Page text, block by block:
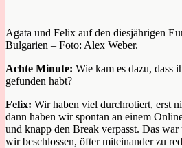
Agata und Felix auf den diesjährigen
Bulgarien – Foto: Alex Weber.
Achte Minute: Wie kam es dazu, dass
gefunden habt?
Felix: Wir haben viel durchrotiert, erst
dann haben wir spontan an einem
und knapp den Break verpasst. Das war
wir beschlossen, öfter miteinander zu